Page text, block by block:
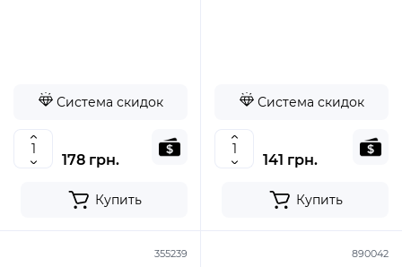
Система скидок
178 грн.
Купить
Система скидок
141 грн.
Купить
355239 890042